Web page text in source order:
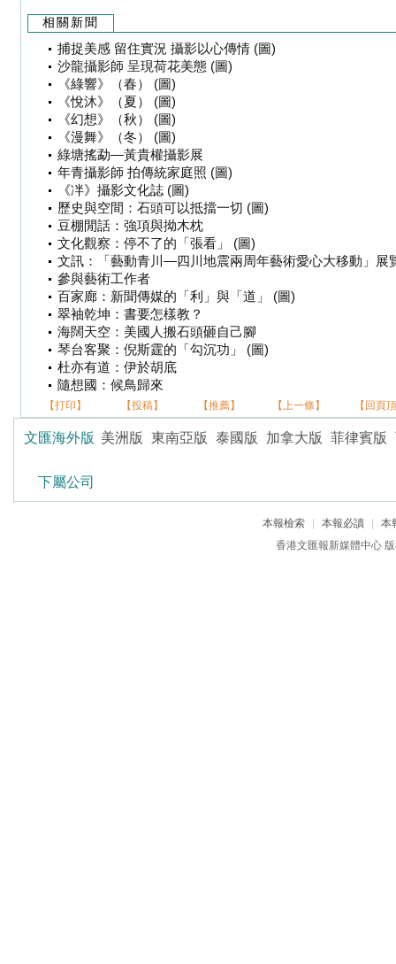
相關新聞
捕捉美感 留住實況 攝影以心傳情 (圖)
沙龍攝影師 呈現荷花美態 (圖)
《綠響》（春） (圖)
《悅沐》（夏） (圖)
《幻想》（秋） (圖)
《漫舞》（冬） (圖)
綠塘搖勐—黃貴權攝影展
年青攝影師 拍傳統家庭照 (圖)
《冸》攝影文化誌 (圖)
歷史與空間：石頭可以抵擋一切 (圖)
豆棚閒話：強項與拗木枕
文化觀察：停不了的「張看」 (圖)
文訊：「藝動青川—四川地震兩周年藝術愛心大移動」展
參與藝術工作者
百家廊：新聞傳媒的「利」與「道」 (圖)
翠袖乾坤：書要怎樣教？
海闊天空：美國人搬石頭砸自己腳
琴台客聚：倪斯霆的「勾沉功」 (圖)
杜亦有道：伊於胡底
隨想國：候鳥歸來
【打印】 【投稿】 【推薦】 【上一條】 【回頁
文匯海外版 美洲版 東南亞版 泰國版 加拿大版 菲律賓版
下屬公司
本報檢索 本報必讀
本
香港文匯報新媒體中心